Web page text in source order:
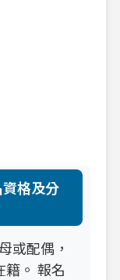
格及分
或配偶，
籍。 報名